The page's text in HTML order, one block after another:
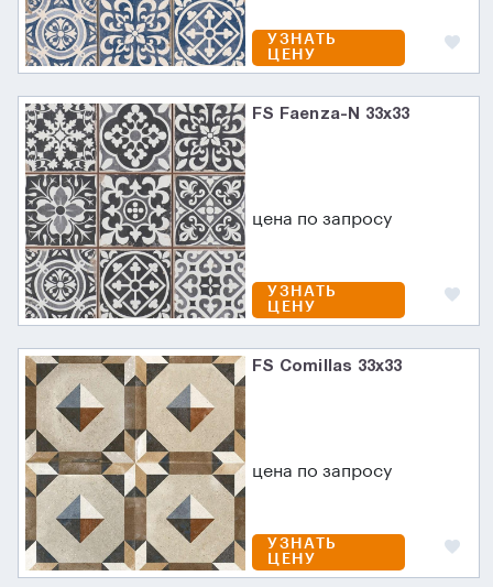
УЗНАТЬ
ЦЕНУ
FS Faenza-N 33x33
цена по запросу
УЗНАТЬ
ЦЕНУ
FS Comillas 33x33
цена по запросу
УЗНАТЬ
ЦЕНУ